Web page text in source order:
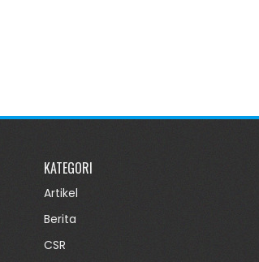
KATEGORI
Artikel
Berita
CSR